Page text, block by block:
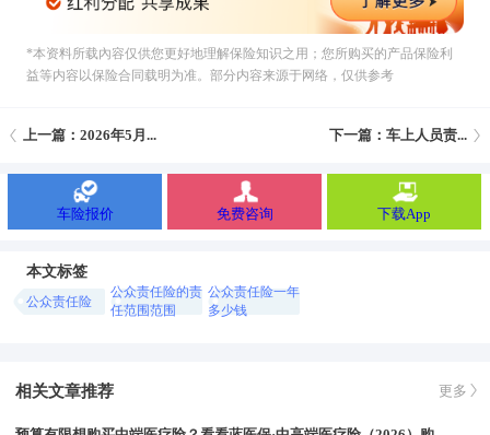
*本资料所载內容仅供您更好地理解保险知识之用；您所购买的产品保险利
益等内容以保险合同载明为准。部分内容来源于网络，仅供参考
上一篇：2026年5月... 下一篇：车上人员责...
车险报价 免费咨询 下载App
本文标签
公众责任险
公众责任险的责
任范围范围
公众责任险一年
多少钱
相关文章推荐 更多